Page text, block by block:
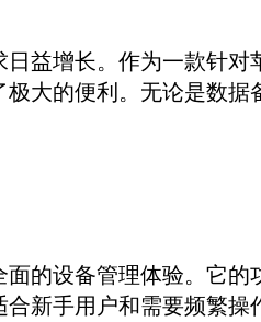
益增长。作为一款针对
大的便利。无论是数据
的设备管理体验。它的
新手用户和需要频繁操